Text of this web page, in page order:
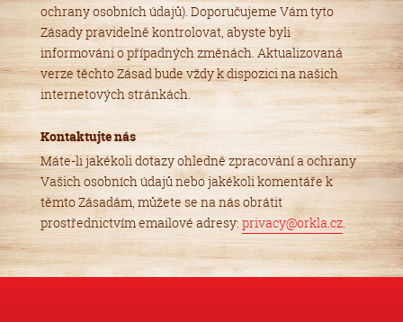
ochrany osobních údajů). Doporučujeme Vám tyto
Zásady pravidelně kontrolovat, abyste byli
informováni o případných změnách. Aktualizovaná
verze těchto Zásad bude vždy k dispozici na našich
internetových stránkách.
Kontaktujte nás
Máte-li jakékoli dotazy ohledně zpracování a ochrany
Vašich osobních údajů nebo jakékoli komentáře k
těmto Zásadám, můžete se na nás obrátit
prostřednictvím emailové adresy:privacy@orkla.cz.